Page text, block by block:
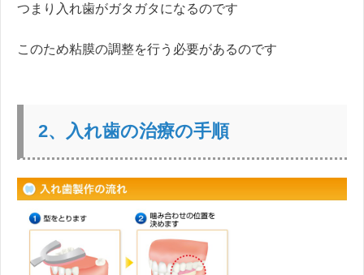
つまり入れ歯がガタガタになるのです
このため粘膜の調整を行う必要があるのです
2、入れ歯の治療の手順